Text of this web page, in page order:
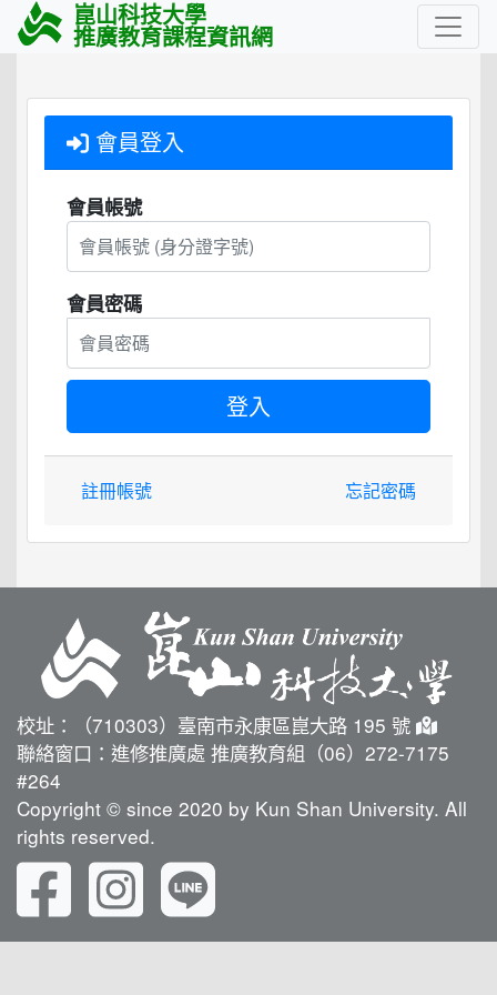
崑山科技大學
推廣教育課程資訊網
會員登入
會員帳號
會員密碼
註冊帳號 忘記密碼
校址：（710303）臺南市永康區崑大路 195 號
聯絡窗口：進修推廣處 推廣教育組（06）272-7175
#264
Copyright © since 2020 by Kun Shan University. All
rights reserved.